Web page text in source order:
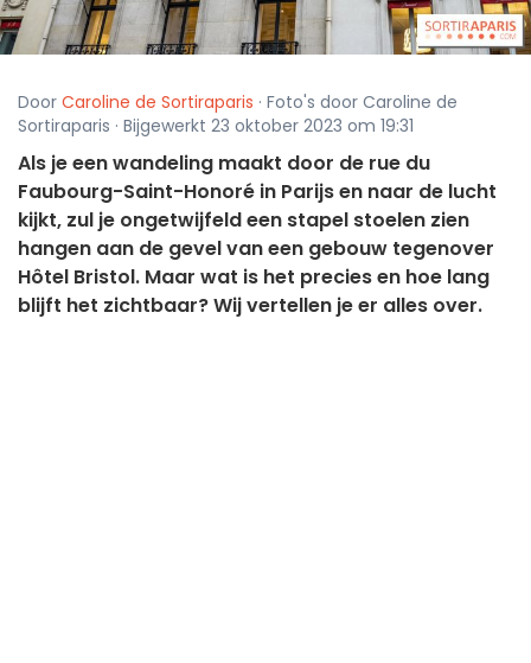
Door Caroline de Sortiraparis · Foto's door Caroline de
Sortiraparis · Bijgewerkt 23 oktober 2023 om 19:31
Als je een wandeling maakt door de rue du
Faubourg-Saint-Honoré in Parijs en naar de lucht
kijkt, zul je ongetwijfeld een stapel stoelen zien
hangen aan de gevel van een gebouw tegenover
Hôtel Bristol. Maar wat is het precies en hoe lang
blijft het zichtbaar? Wij vertellen je er alles over.